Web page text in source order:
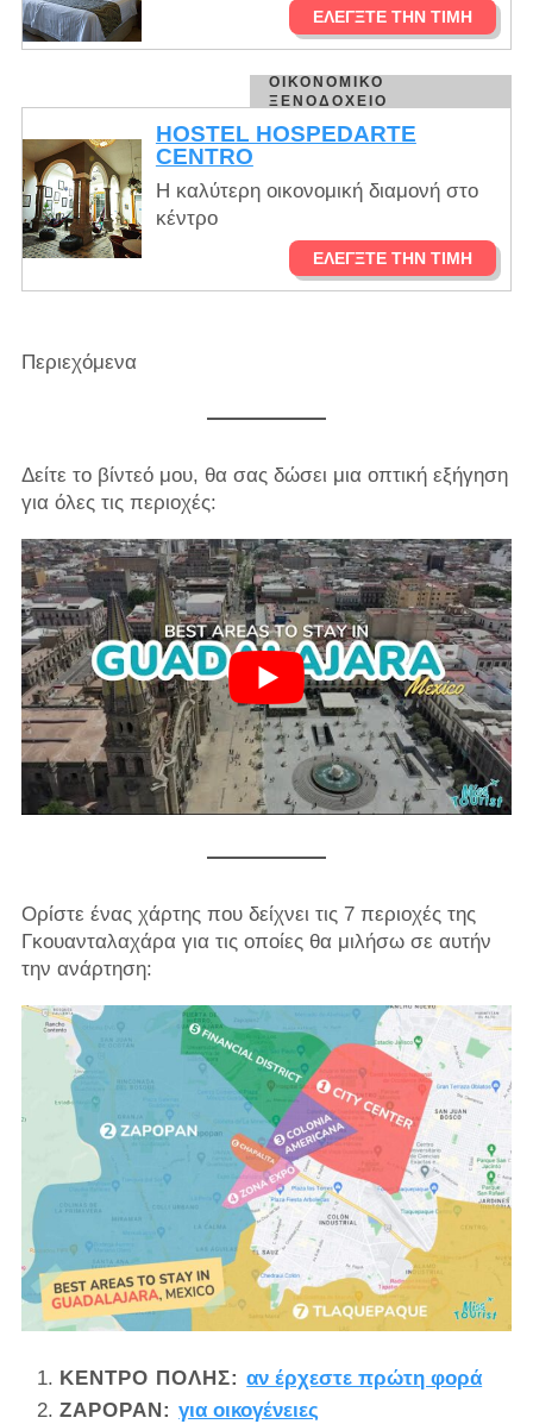
ΕΛΈΓΞΤΕ ΤΗΝ ΤΙΜΉ
ΟΙΚΟΝΟΜΙΚΌ
ΞΕΝΟΔΟΧΕΊΟ
HOSTEL HOSPEDARTE
CENTRO
Η καλύτερη οικονομική διαμονή στο
κέντρο
ΕΛΈΓΞΤΕ ΤΗΝ ΤΙΜΉ
Περιεχόμενα
Δείτε το βίντεό μου, θα σας δώσει μια οπτική εξήγηση
για όλες τις περιοχές:
Ορίστε ένας χάρτης που δείχνει τις 7 περιοχές της
Γκουανταλαχάρα για τις οποίες θα μιλήσω σε αυτήν
την ανάρτηση:
ΚΈΝΤΡΟ ΠΌΛΗΣ:αν έρχεστε πρώτη φορά
ZAPOPAN:για οικογένειες